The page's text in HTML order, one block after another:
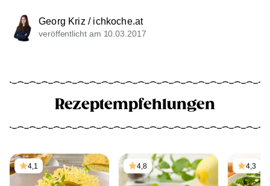
Georg Kriz / ichkoche.at
veröffentlicht am 10.03.2017
Rezeptempfehlungen
4,1 4,8 4,3